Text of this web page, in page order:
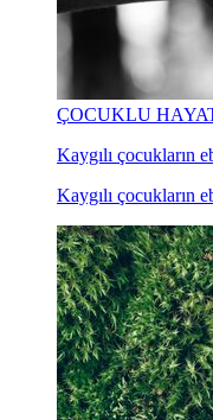
ÇOCUKLU
Kaygılı çocukların
Kaygılı çocukların